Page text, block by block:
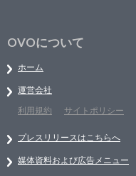
OVOについて
ホーム
運営会社
利用規約
サイトポリシー
プレスリリースはこちらへ
媒体資料および広告メニュー